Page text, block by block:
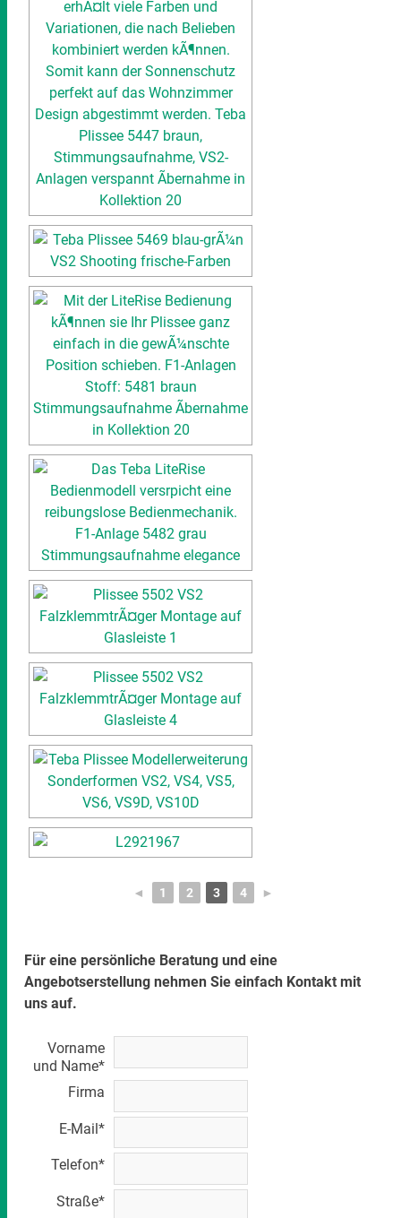
◄ 1 2 3 4 ►
Für eine persönliche Beratung und eine
Angebotserstellung nehmen Sie einfach Kontakt mit
uns auf.
Vorname
und Name*
Firma
E-Mail*
Telefon*
Straße*